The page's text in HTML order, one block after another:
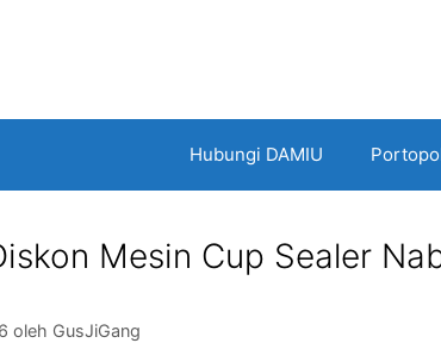
Hubungi DAMIU
Mesin Cup Sealer
oleh GusJiGang